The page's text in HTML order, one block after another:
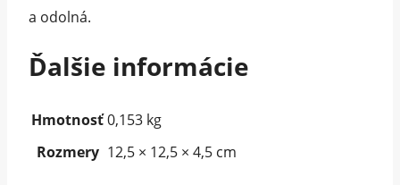
a odolná.
Ďalšie informácie
Hmotnosť0,153 kg
Rozmery 12,5 × 12,5 × 4,5 cm